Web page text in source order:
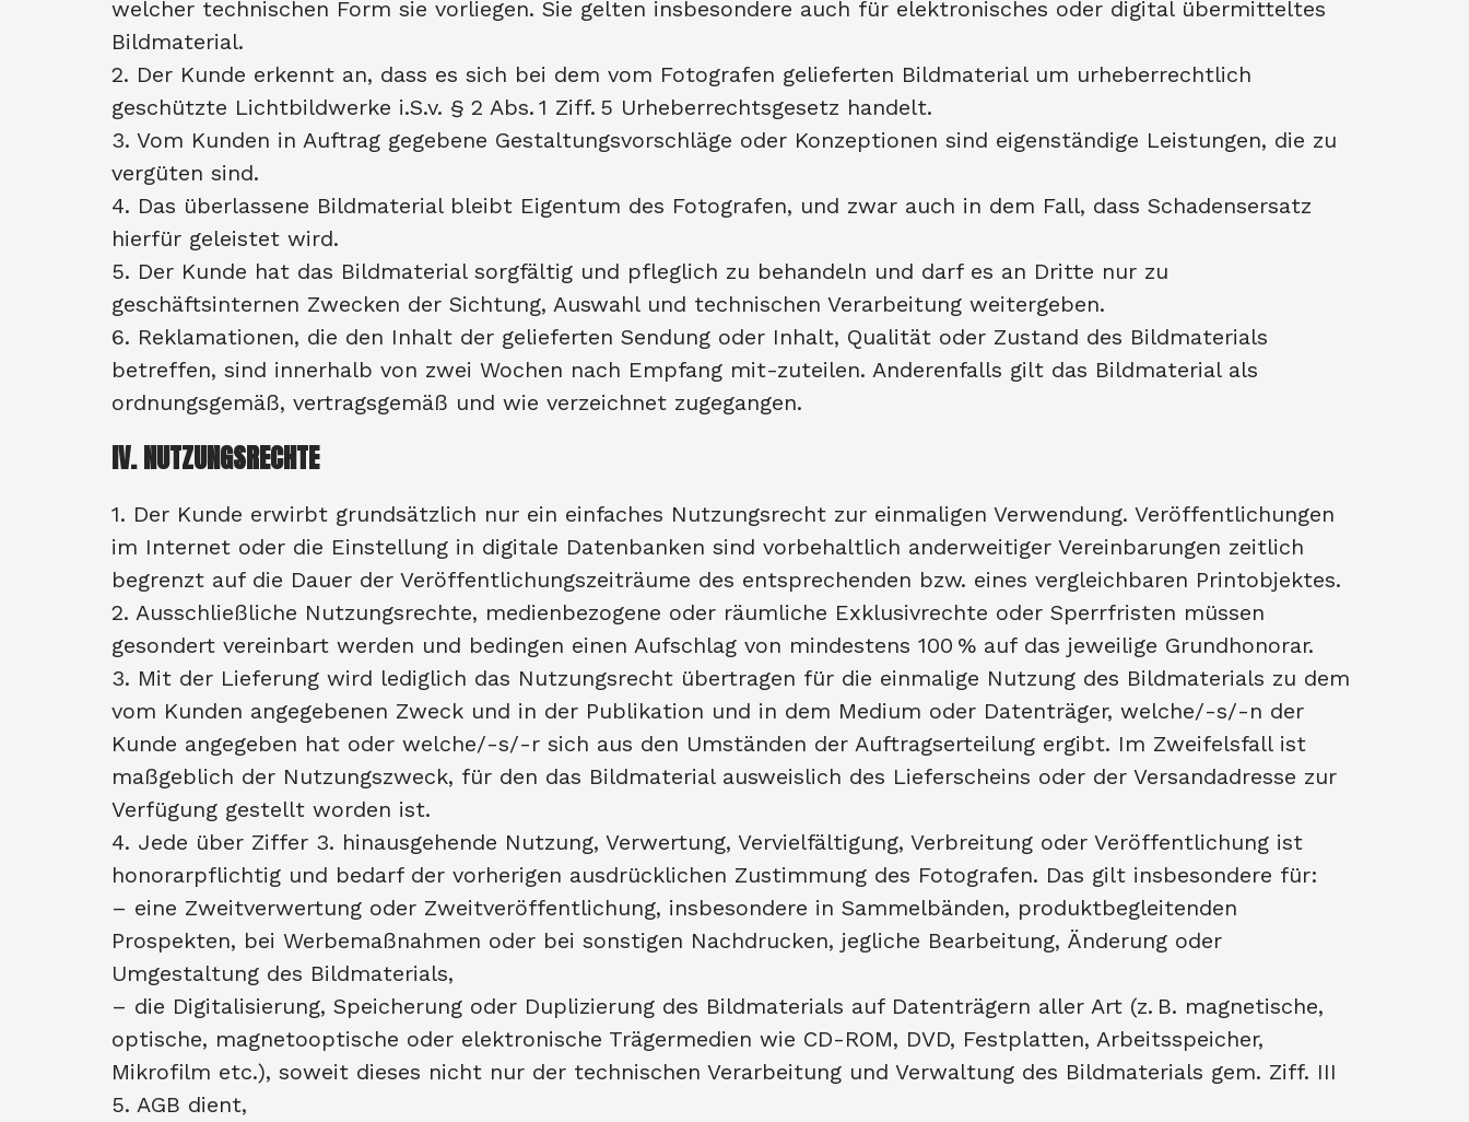
welcher technischen Form sie vorliegen. Sie gelten insbesondere auch für elektronisches oder digital übermitteltes
Bildmaterial.
2. Der Kunde erkennt an, dass es sich bei dem vom Fotografen gelieferten Bildmaterial um urheberrechtlich
geschützte Lichtbildwerke i.S.v. § 2 Abs. 1 Ziff. 5 Urheberrechtsgesetz handelt.
3. Vom Kunden in Auftrag gegebene Gestaltungsvorschläge oder Konzeptionen sind eigenständige Leistungen, die zu
vergüten sind.
4. Das überlassene Bildmaterial bleibt Eigentum des Fotografen, und zwar auch in dem Fall, dass Schadensersatz
hierfür geleistet wird.
5. Der Kunde hat das Bildmaterial sorgfältig und pfleglich zu behandeln und darf es an Dritte nur zu
geschäftsinternen Zwecken der Sichtung, Auswahl und technischen Verarbeitung weitergeben.
6. Reklamationen, die den Inhalt der gelieferten Sendung oder Inhalt, Qualität oder Zustand des Bildmaterials
betreffen, sind innerhalb von zwei Wochen nach Empfang mit-zuteilen. Anderenfalls gilt das Bildmaterial als
ordnungsgemäß, vertragsgemäß und wie verzeichnet zugegangen.
IV. NUTZUNGSRECHTE
1. Der Kunde erwirbt grundsätzlich nur ein einfaches Nutzungsrecht zur einmaligen Verwendung. Veröffentlichungen
im Internet oder die Einstellung in digitale Datenbanken sind vorbehaltlich anderweitiger Vereinbarungen zeitlich
begrenzt auf die Dauer der Veröffentlichungszeiträume des entsprechenden bzw. eines vergleichbaren Printobjektes.
2. Ausschließliche Nutzungsrechte, medienbezogene oder räumliche Exklusivrechte oder Sperrfristen müssen
gesondert vereinbart werden und bedingen einen Aufschlag von mindestens 100 % auf das jeweilige Grundhonorar.
3. Mit der Lieferung wird lediglich das Nutzungsrecht übertragen für die einmalige Nutzung des Bildmaterials zu dem
vom Kunden angegebenen Zweck und in der Publikation und in dem Medium oder Datenträger, welche/-s/-n der
Kunde angegeben hat oder welche/-s/-r sich aus den Umständen der Auftragserteilung ergibt. Im Zweifelsfall ist
maßgeblich der Nutzungszweck, für den das Bildmaterial ausweislich des Lieferscheins oder der Versandadresse zur
Verfügung gestellt worden ist.
4. Jede über Ziffer 3. hinausgehende Nutzung, Verwertung, Vervielfältigung, Verbreitung oder Veröffentlichung ist
honorarpflichtig und bedarf der vorherigen ausdrücklichen Zustimmung des Fotografen. Das gilt insbesondere für:
– eine Zweitverwertung oder Zweitveröffentlichung, insbesondere in Sammelbänden, produktbegleitenden
Prospekten, bei Werbemaßnahmen oder bei sonstigen Nachdrucken, jegliche Bearbeitung, Änderung oder
Umgestaltung des Bildmaterials,
– die Digitalisierung, Speicherung oder Duplizierung des Bildmaterials auf Datenträgern aller Art (z. B. magnetische,
optische, magnetooptische oder elektronische Trägermedien wie CD-ROM, DVD, Festplatten, Arbeitsspeicher,
Mikrofilm etc.), soweit dieses nicht nur der technischen Verarbeitung und Verwaltung des Bildmaterials gem. Ziff. III
5. AGB dient,